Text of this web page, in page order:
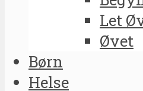
Let
Øvet
Børn
Helse